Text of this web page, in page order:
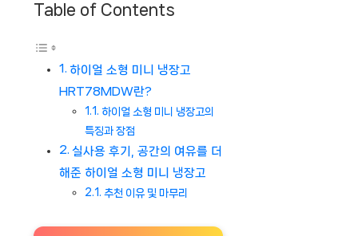
Table of Contents
하이얼 소형 미니 냉장고
HRT78MDW란?
하이얼 소형 미니 냉장고의
특징과 장점
실사용 후기, 공간의 여유를 더
해준 하이얼 소형 미니 냉장고
추천 이유 및 마무리